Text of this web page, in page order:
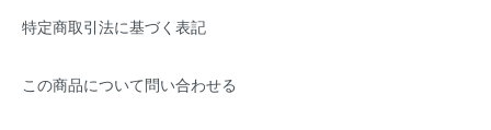
特定商取引法に基づく表記
この商品について問い合わせる